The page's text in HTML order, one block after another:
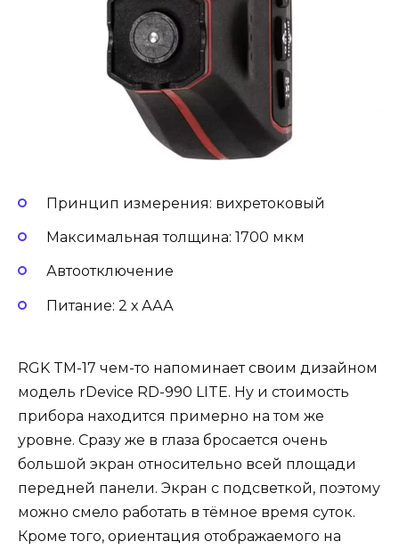
Принцип измерения: вихретоковый
Максимальная толщина: 1700 мкм
Автоотключение
Питание: 2 х ААА
RGK TM-17 чем-то напоминает своим дизайном
модель rDevice RD-990 LITE. Ну и стоимость
прибора находится примерно на том же
уровне. Сразу же в глаза бросается очень
большой экран относительно всей площади
передней панели. Экран с подсветкой, поэтому
можно смело работать в тёмное время суток.
Кроме того, ориентация отображаемого на